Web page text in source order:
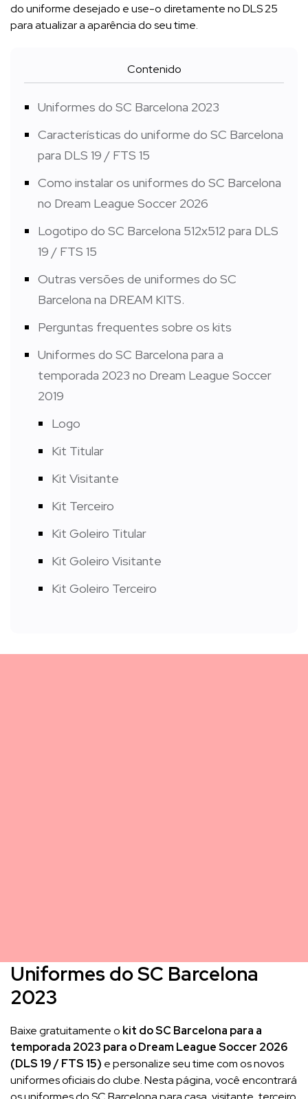
do uniforme desejado e use-o diretamente no DLS 25
para atualizar a aparência do seu time.
Contenido
Uniformes do SC Barcelona 2023
Características do uniforme do SC Barcelona
para DLS 19 / FTS 15
Como instalar os uniformes do SC Barcelona
no Dream League Soccer 2026
Logotipo do SC Barcelona 512x512 para DLS
19 / FTS 15
Outras versões de uniformes do SC
Barcelona na DREAM KITS.
Perguntas frequentes sobre os kits
Uniformes do SC Barcelona para a
temporada 2023 no Dream League Soccer
2019
Logo
Kit Titular
Kit Visitante
Kit Terceiro
Kit Goleiro Titular
Kit Goleiro Visitante
Kit Goleiro Terceiro
Uniformes do SC Barcelona
2023
Baixe gratuitamente o kit do SC Barcelona para a
temporada 2023 para o Dream League Soccer 2026
(DLS 19 / FTS 15) e personalize seu time com os novos
uniformes oficiais do clube. Nesta página, você encontrará